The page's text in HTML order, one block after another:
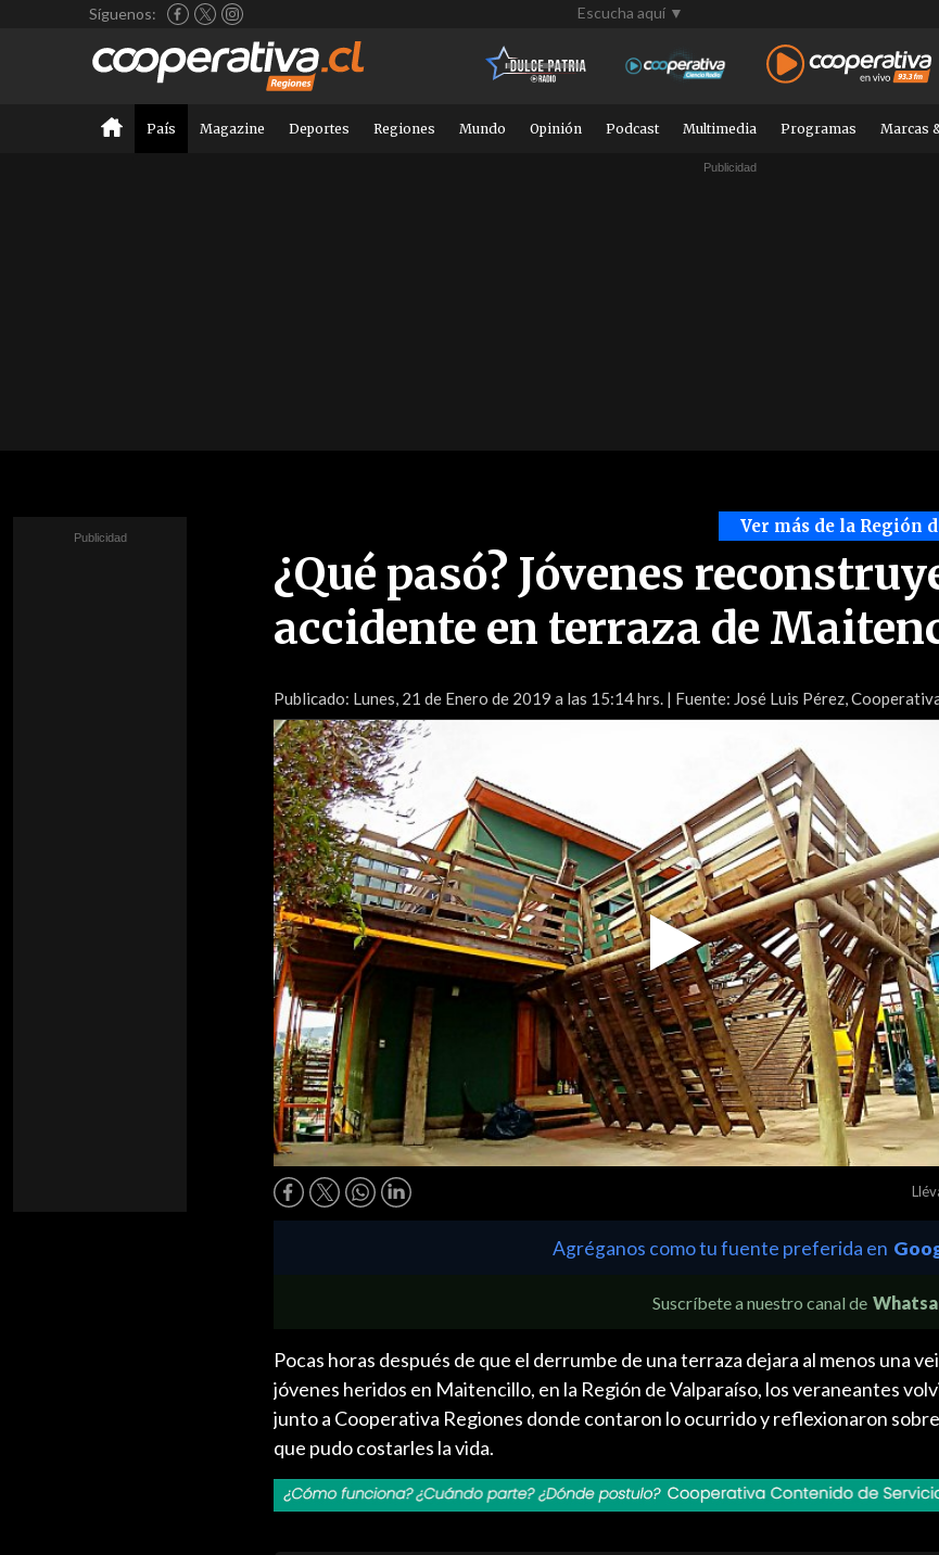
Síguenos: Escucha aquí ▼
País Magazine Deportes Regiones Mundo Opinión Podcast Multimedia Programas Marcas
Ver más de la Región
¿Qué pasó? Jóvenes
accidente en terraza de
Publicado: Lunes, 21 de Enero de 2019 a las 15:14 hrs. | Fuente: José Luis Pérez,
Play
Video
Agréganos como tu fuente preferida en
Suscríbete a nuestro canal de
Pocas horas después de que el derrumbe de una terraza dejara al menos una
jóvenes heridos en Maitencillo, en la Región de Valparaíso, los veraneantes
junto a Cooperativa Regiones donde contaron lo ocurrido y reflexionaron
que pudo costarles la vida.